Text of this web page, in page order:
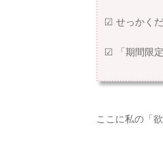
☑︎ せっかく
☑︎ 「期間限
ここに私の「